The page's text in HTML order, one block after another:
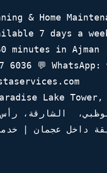
7 days a
minutes in
💬 WhatsApp:
Lake